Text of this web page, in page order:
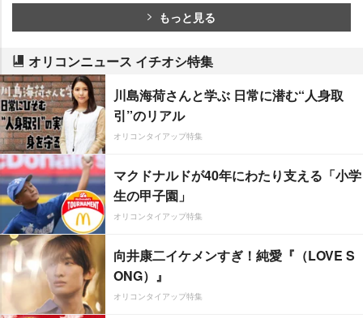
もっと見る
オリコンニュース イチオシ特集
川島海荷さんと学ぶ 日常に潜む“人身取
引”のリアル
オリコンタイアップ特集
マクドナルドが40年にわたり支える「小学
生の甲子園」
オリコンタイアップ特集
向井康二イケメンすぎ！純愛『（LOVE S
ONG）』
オリコンタイアップ特集